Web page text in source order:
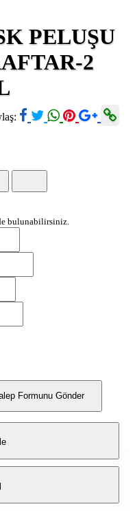
PELUŞU
2
bulunabilirsiniz.
Formunu Gönder